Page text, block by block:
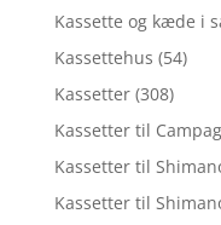
Kassette og kæde i
Kassettehus (54)
Kassetter (308)
Kassetter til
Kassetter til
Kassetter til